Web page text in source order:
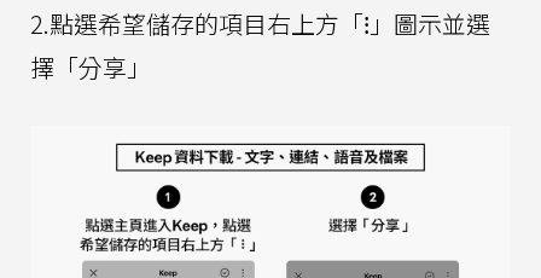
2.點選希望儲存的項目右上方「⁝」圖示並選
擇「分享」